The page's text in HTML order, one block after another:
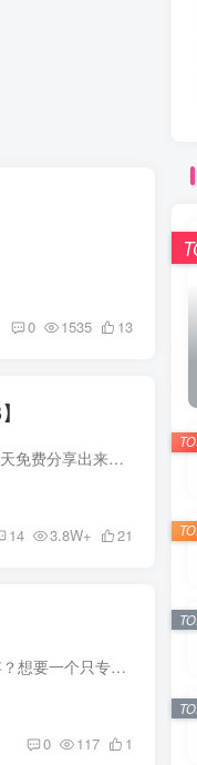
0 1535 13
抖音上这个车载U盘卖得还是挺火的，本人99元购买来的，听了几个月了，今天免费分享出来给大家。 目前自己的车子也在用这个U盘，音乐还是很好听的，DJ听多了容易腻，其他抖音伤感单曲、粤语、经...
14 3.8W+ 21
还在忍受原版迅雷漫天飞舞的弹窗广告、一堆后台多余进程疯狂占用电脑内存？想要一个只专注下载、没有乱七八糟附加功能的迅雷客户端，今天这款全网稀缺的迅雷极限精简融合版，一定不要错过！ 迅...
0 117 1